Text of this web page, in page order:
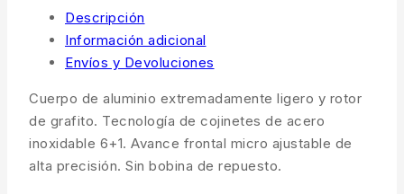
Descripción
Información adicional
Envíos y Devoluciones
Cuerpo de aluminio extremadamente ligero y rotor
de grafito. Tecnología de cojinetes de acero
inoxidable 6+1. Avance frontal micro ajustable de
alta precisión. Sin bobina de repuesto.